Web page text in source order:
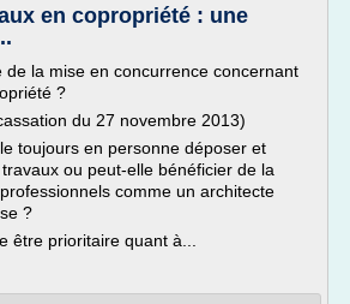
en copropriété : une
de la mise en concurrence concernant
?
du 27 novembre 2013)
toujours en personne déposer et
ou peut-elle bénéficier de la
comme un architecte
?
être prioritaire quant à...